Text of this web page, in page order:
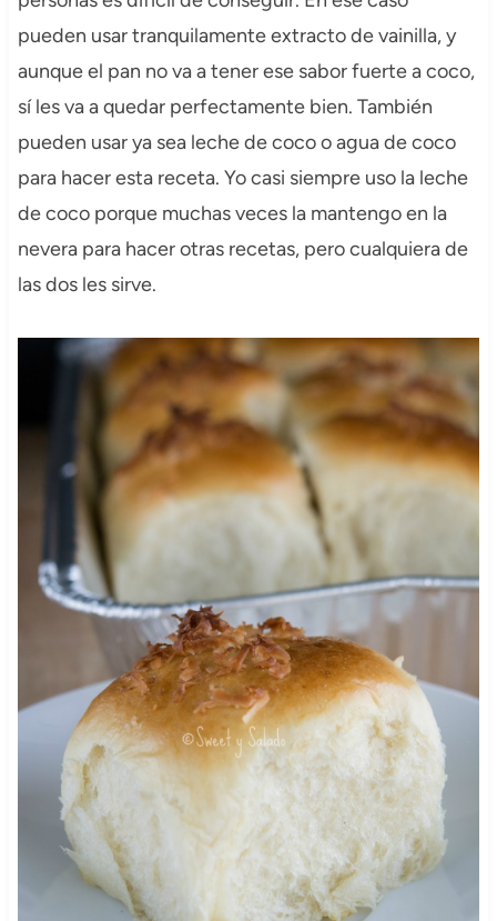
pueden usar tranquilamente extracto de vainilla, y
aunque el pan no va a tener ese sabor fuerte a coco,
sí les va a quedar perfectamente bien. También
pueden usar ya sea leche de coco o agua de coco
para hacer esta receta. Yo casi siempre uso la leche
de coco porque muchas veces la mantengo en la
nevera para hacer otras recetas, pero cualquiera de
las dos les sirve.